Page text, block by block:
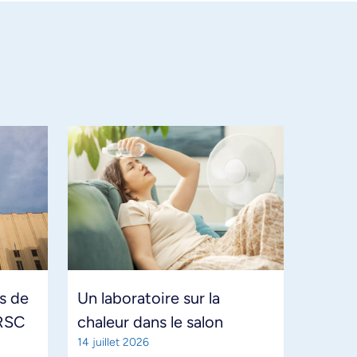
de
Un laboratoire sur la
chaleur dans le salon
14 juillet 2026